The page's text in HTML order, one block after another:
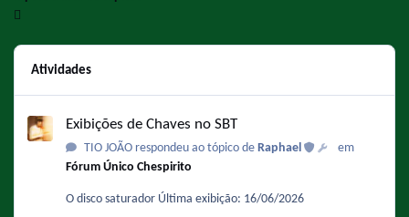
Atividades
Exibições de Chaves no SBT
TIO JOÃO respondeu ao tópico de Raphael
em
Fórum Único Chespirito
O disco saturador Última exibição: 16/06/2026